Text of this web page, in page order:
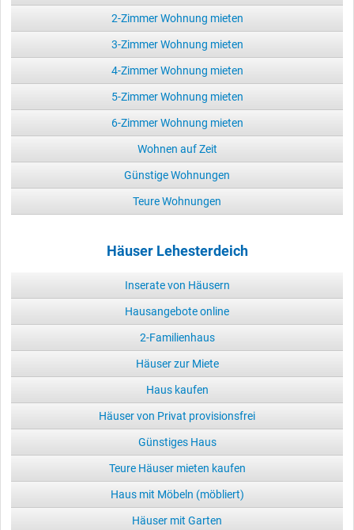
2-Zimmer Wohnung mieten
3-Zimmer Wohnung mieten
4-Zimmer Wohnung mieten
5-Zimmer Wohnung mieten
6-Zimmer Wohnung mieten
Wohnen auf Zeit
Günstige Wohnungen
Teure Wohnungen
Häuser Lehesterdeich
Inserate von Häusern
Hausangebote online
2-Familienhaus
Häuser zur Miete
Haus kaufen
Häuser von Privat provisionsfrei
Günstiges Haus
Teure Häuser mieten kaufen
Haus mit Möbeln (möbliert)
Häuser mit Garten